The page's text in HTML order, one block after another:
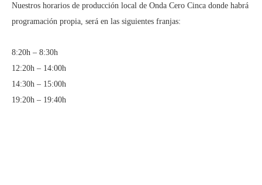
Nuestros horarios de producción local de Onda Cero Cinca donde habrá
programación propia, será en las siguientes franjas:
8:20h – 8:30h
12:20h – 14:00h
14:30h – 15:00h
19:20h – 19:40h